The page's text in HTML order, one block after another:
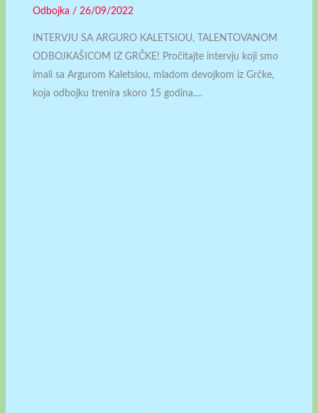
Odbojka / 26/09/2022
INTERVJU SA ARGURO KALETSIOU, TALENTOVANOM
ODBOJKAŠICOM IZ GRČKE! Pročitajte intervju koji smo
imali sa Argurom Kaletsiou, mladom devojkom iz Grčke,
koja odbojku trenira skoro 15 godina.…